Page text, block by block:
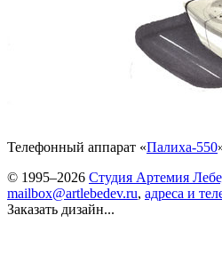
Телефонный аппарат «Палиха-550
© 1995–2026 Студия Артемия
mailbox@artlebedev.ru, адреса и
Заказать дизайн...